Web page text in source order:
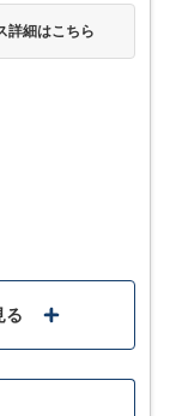
計算のミスも減
クラウド上で作
ットです。
詳細はこちら
る